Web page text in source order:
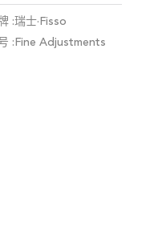
:瑞士·Fisso
:Fine Adjustments